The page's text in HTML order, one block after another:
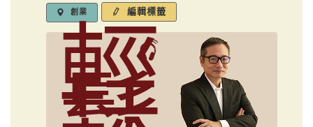
創業 編輯標籤
輕